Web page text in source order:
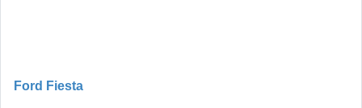
Ford Fiesta